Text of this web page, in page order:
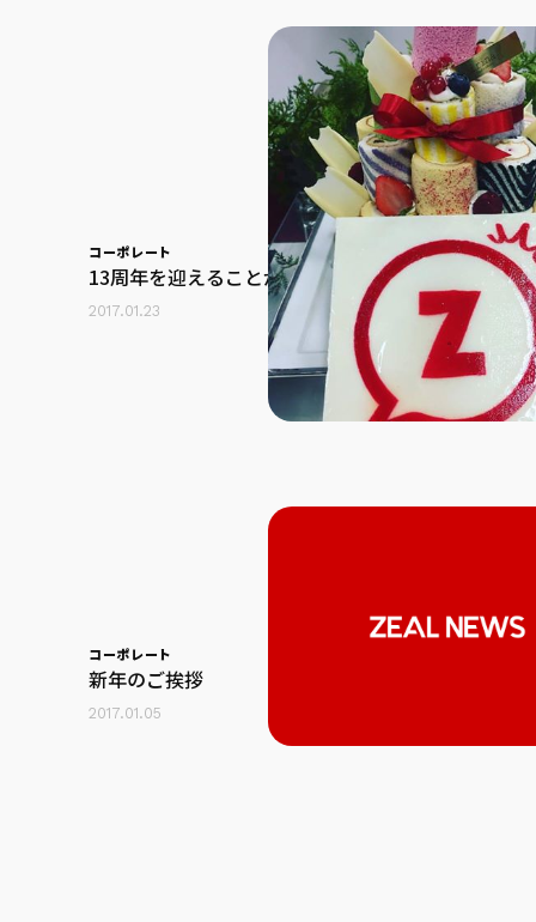
コーポレート
13周年を迎えることができました!
2017.01.23
コーポレート
新年のご挨拶
2017.01.05